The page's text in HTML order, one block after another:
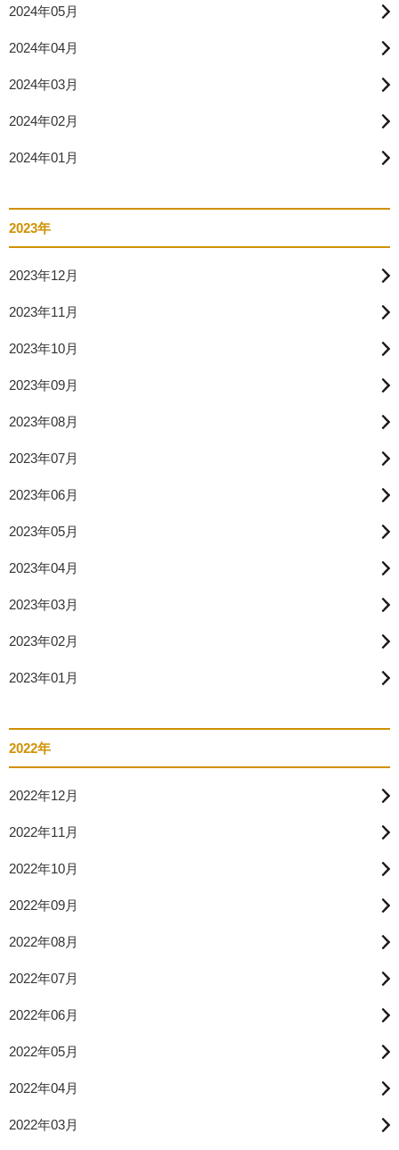
2024年05月
2024年04月
2024年03月
2024年02月
2024年01月
2023年
2023年12月
2023年11月
2023年10月
2023年09月
2023年08月
2023年07月
2023年06月
2023年05月
2023年04月
2023年03月
2023年02月
2023年01月
2022年
2022年12月
2022年11月
2022年10月
2022年09月
2022年08月
2022年07月
2022年06月
2022年05月
2022年04月
2022年03月